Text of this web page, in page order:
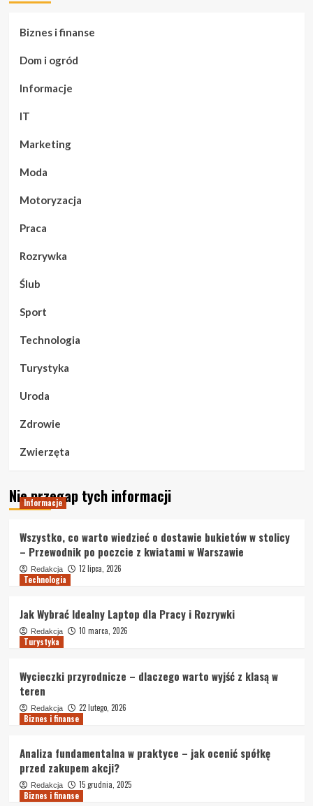
Biznes i finanse
Dom i ogród
Informacje
IT
Marketing
Moda
Motoryzacja
Praca
Rozrywka
Ślub
Sport
Technologia
Turystyka
Uroda
Zdrowie
Zwierzęta
Nie przegap tych informacji
Informacje
Wszystko, co warto wiedzieć o dostawie bukietów w stolicy
– Przewodnik po poczcie z kwiatami w Warszawie
Redakcja
12 lipca, 2026
Technologia
Jak Wybrać Idealny Laptop dla Pracy i Rozrywki
Redakcja
10 marca, 2026
Turystyka
Wycieczki przyrodnicze – dlaczego warto wyjść z klasą w
teren
Redakcja
22 lutego, 2026
Biznes i finanse
Analiza fundamentalna w praktyce – jak ocenić spółkę
przed zakupem akcji?
Redakcja
15 grudnia, 2025
Biznes i finanse